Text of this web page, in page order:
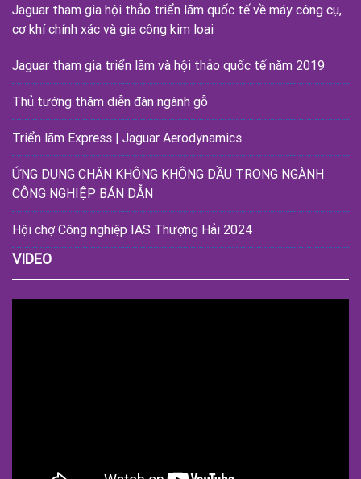
Jaguar tham gia hội thảo triển lãm quốc tế về máy công cụ,
cơ khí chính xác và gia công kim loại
Jaguar tham gia triển lãm và hội thảo quốc tế năm 2019
Thủ tướng thăm diễn đàn ngành gỗ
Triển lãm Express | Jaguar Aerodynamics
ỨNG DỤNG CHÂN KHÔNG KHÔNG DẦU TRONG NGÀNH
CÔNG NGHIỆP BÁN DẪN
Hội chợ Công nghiệp IAS Thượng Hải 2024
VIDEO